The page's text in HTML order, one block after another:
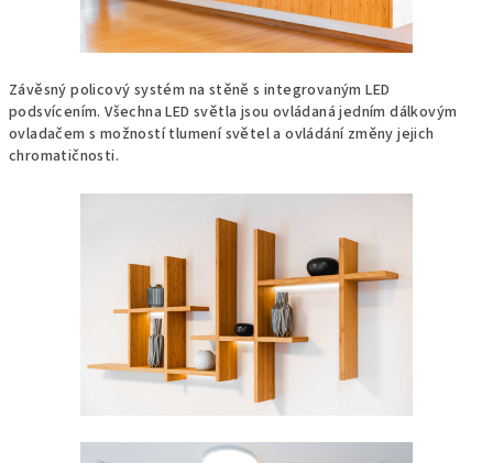
Závěsný policový systém na stěně s integrovaným LED
podsvícením. Všechna LED světla jsou ovládaná jedním dálkovým
ovladačem s možností tlumení světel a ovládání změny jejich
chromatičnosti.